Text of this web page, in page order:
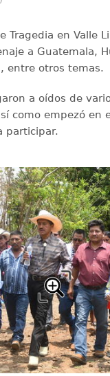
Tragedia en Valle
a Guatemala,
entre otros temas.
a oídos de
como empezó en
participar.